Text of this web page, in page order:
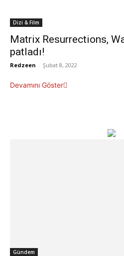
Dizi & Film
Matrix Resurrections,
patladı!
Redzeen - Şubat 8, 2022
Devamını Göster
Gündem